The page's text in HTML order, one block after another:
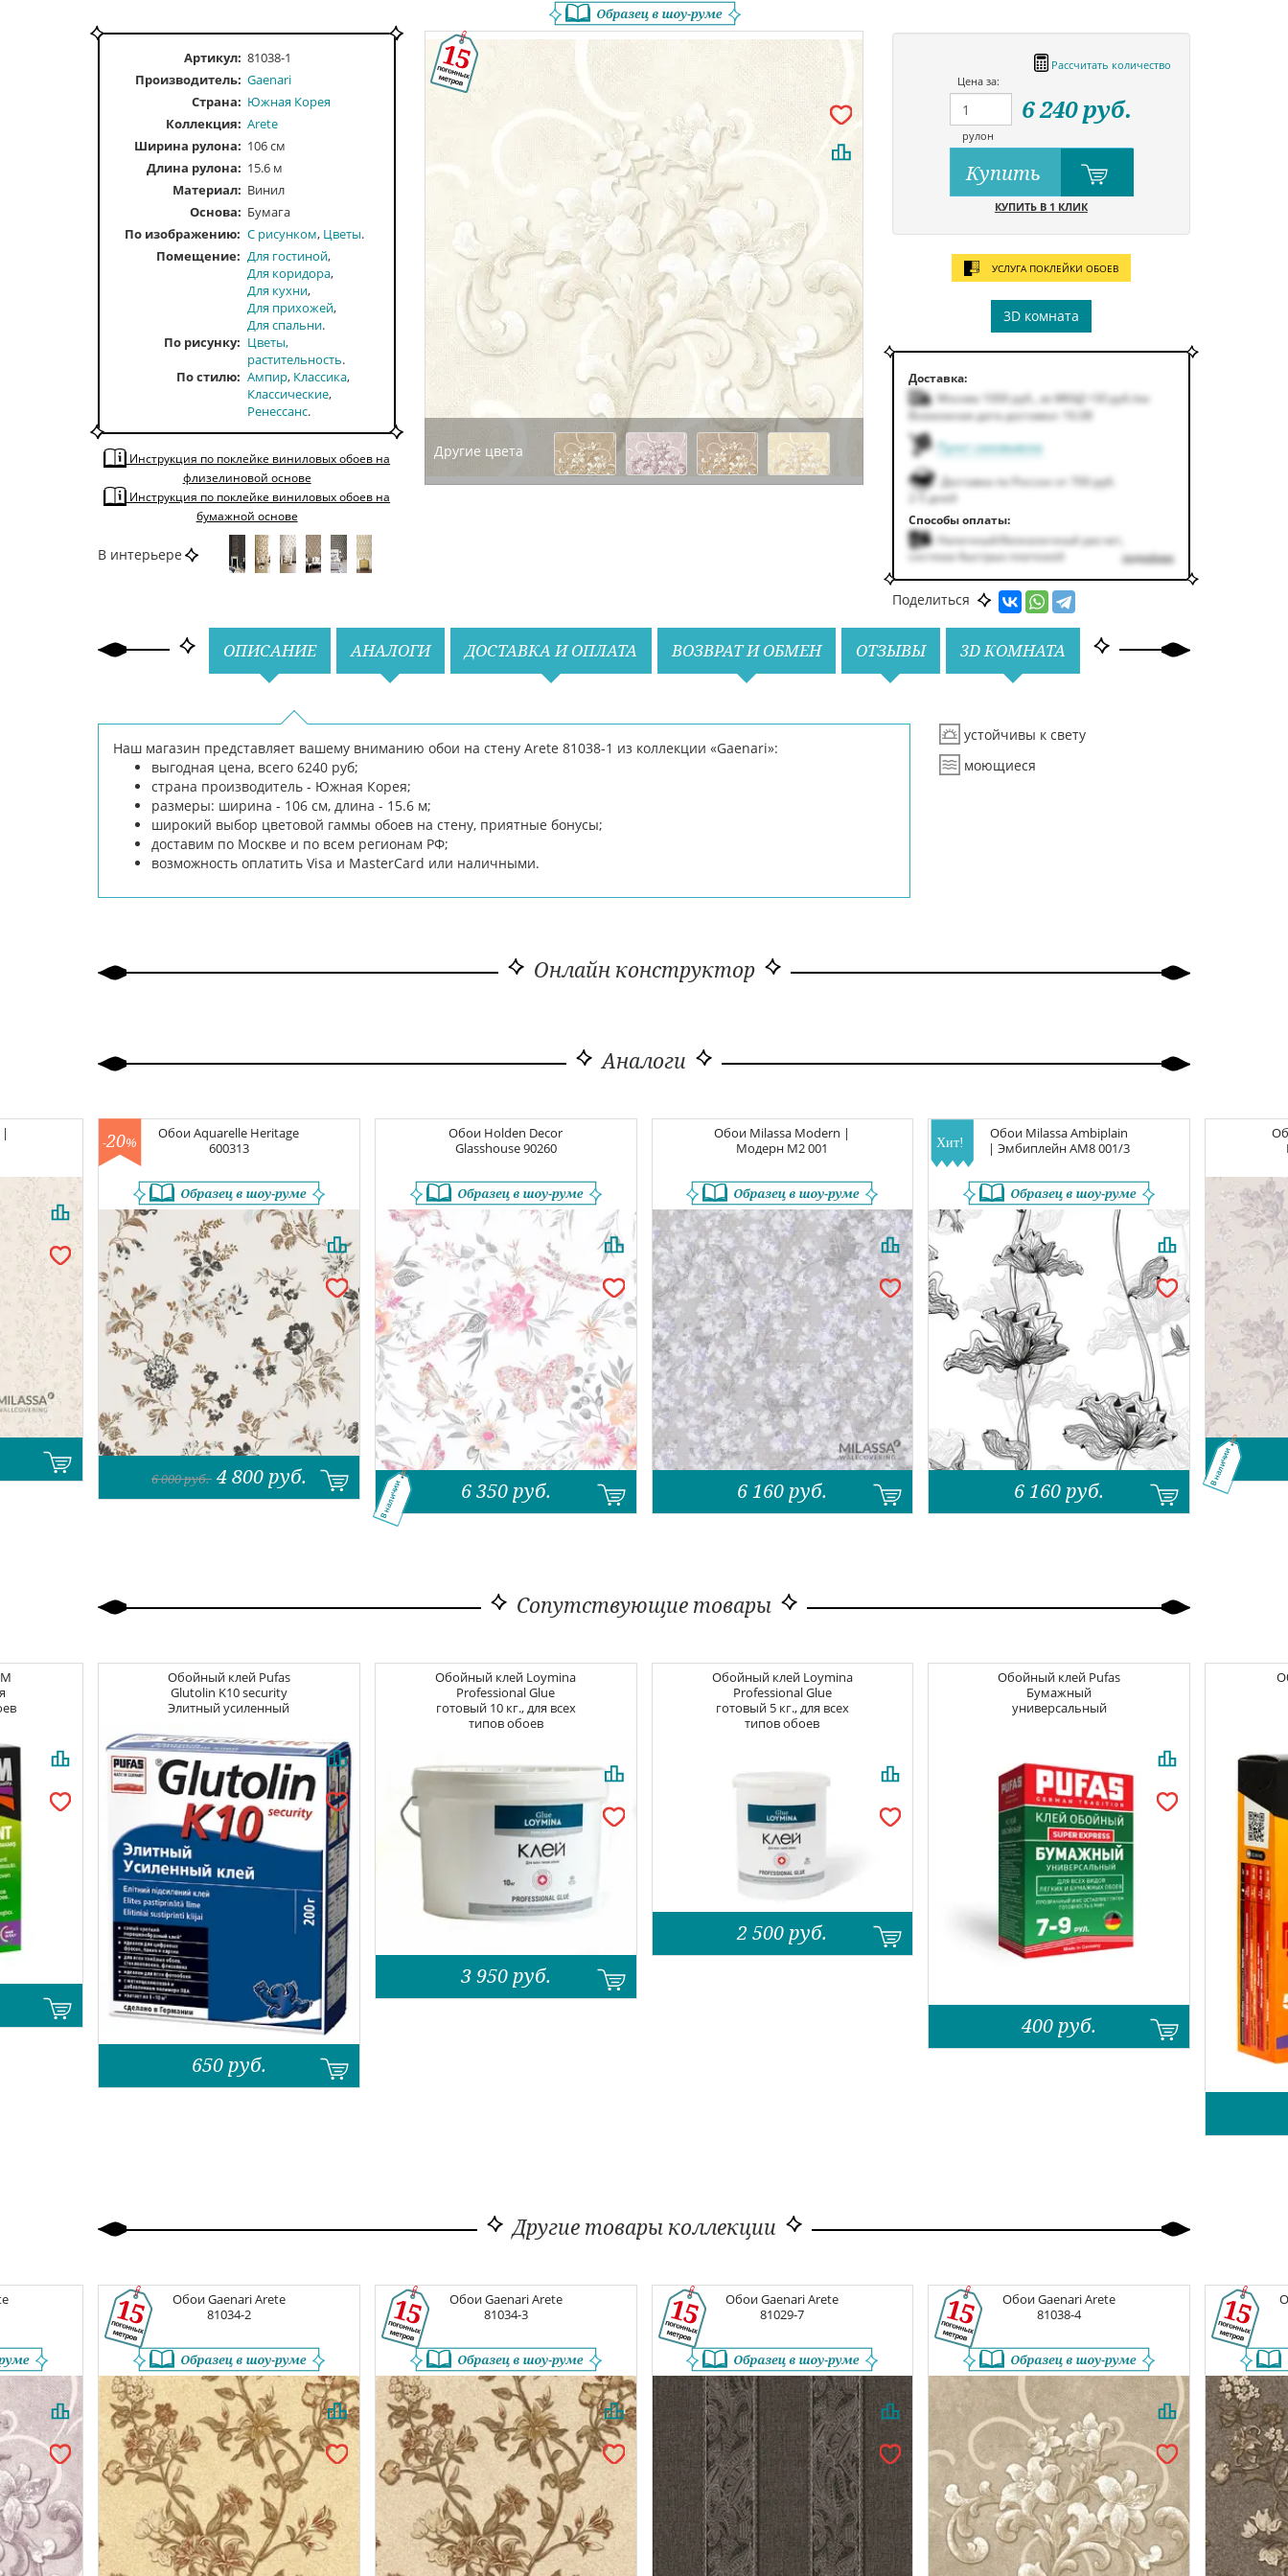
Другие цвета
Назад
Рассчитать количество
Цена за:
рулон
6 240руб.
Купить
КУПИТЬ В 1 КЛИК
УСЛУГА ПОКЛЕЙКИ ОБОЕВ
3D комната
Доставка:
Москва 1000руб. за МКАД +50руб. /км
Возможная дата доставки: 16.08
Пункт самовывоза
Доставка по России от 700 руб.
2-5 дней
Способы оплаты:
Наличный/безналичный расчет,
система быстрых платежей
подробнее
Поделиться
Артикул: 81038-1
Производитель: Gaenari
Страна: Южная Корея
Коллекция: Arete
Ширина рулона: 106 см
Длина рулона: 15.6 м
Материал: Винил
Основа: Бумага
По изображению
С рисунком Цветы
Помещение
Для гостиной
Для коридора
Для кухни
Для прихожей
Для спальни
По рисунку
Цветы,
растительность
По стилю
Ампир Классика
Классические
Ренессанс
По тону Светлые
Серый
Инструкция по поклейке виниловых обоев на
флизелиновой основе
Инструкция по поклейке виниловых обоев на
бумажной основе
В интерьере
ОПИСАНИЕ АНАЛОГИ ДОСТАВКА И ОПЛАТА ВОЗВРАТ И ОБМЕН ОТЗЫВЫ 3D КОМНАТА
Наш магазин представляет вашему вниманию обои на стену Arete 81038-1 из коллекции «Gaenari»:
выгодная цена, всего 6240 руб;
страна производитель - Южная Корея;
размеры: ширина - 106 см, длина - 15.6 м;
широкий выбор цветовой гаммы обоев на стену, приятные бонусы;
доставим по Москве и по всем регионам РФ;
возможность оплатить Visa и MasterCard или наличными.
устойчивы к свету
моющиеся
Онлайн конструктор
Аналоги
| ОбоиAquarelle Heritage
600313
-20%
6 000руб. 4 800 руб.
Обои Holden Decor
Glasshouse90260
6 350 руб.
В наличии
Обои Milassa Modern |
Модерн M2 001
6 160 руб.
Обои Milassa Ambiplain
| ЭмбиплейнAM8 001/3
6 160 руб.
В наличии
Сопутствующие товары
Обойный клей Pufas
Glutolin K10 security
Элитный усиленный
650 руб.
Обойный клей Loymina
Professional Glue
готовый 10 кг., для всех
типов обоев
3 950 руб.
Обойный клей Loymina
Professional Glue
готовый 5 кг., для всех
типов обоев
2 500 руб.
Обойный клей Pufas
Бумажный
универсальный
400 руб.
Другие товары коллекции
ОбоиGaenari Arete
81034-2
ОбоиGaenari Arete
81034-3
ОбоиGaenari Arete
81029-7
ОбоиGaenari Arete
81038-4